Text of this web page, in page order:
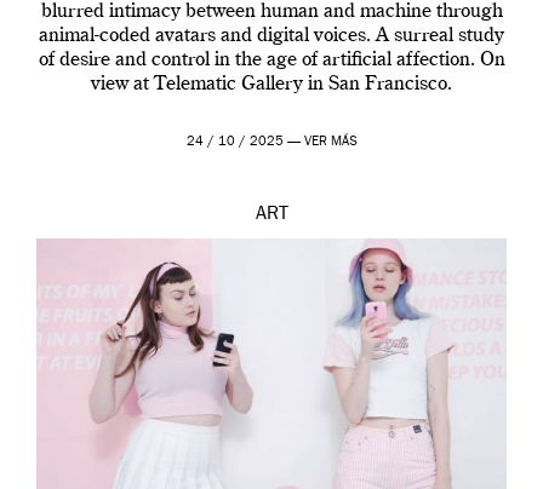
blurred intimacy between human and machine through
animal-coded avatars and digital voices. A surreal study
of desire and control in the age of artificial affection. On
view at Telematic Gallery in San Francisco.
24 / 10 / 2025 — VER MÁS
ART